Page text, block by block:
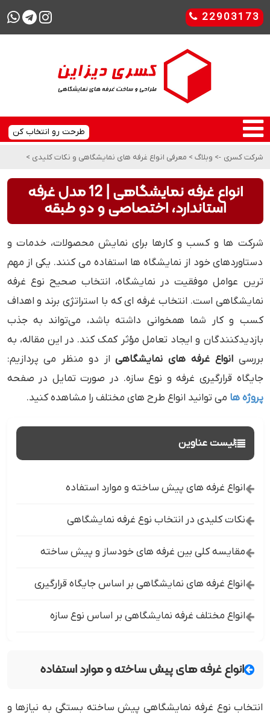
22903173
طرحت رو انتخاب کن
شرکت کسری -> وبلاگ > معرفی انواع غرفه‌ های نمایشگاهی و نکات کلیدی >
انواع غرفه نمایشگاهی | 12 مدل غرفه
استاندارد، اختصاصی و دو طبقه
شرکت ‌ها و کسب ‌و کارها برای نمایش محصولات، خدمات و
دستاوردهای خود از نمایشگاه ‌ها استفاده می ‌کنند. یکی از مهم
‌ترین عوامل موفقیت در نمایشگاه، انتخاب صحیح نوع غرفه‌
نمایشگاهی است. انتخاب غرفه ‌ای که با استراتژی برند و اهداف
کسب ‌و کار شما همخوانی داشته باشد، می‌تواند به جذب
بازدیدکنندگان و ایجاد تعامل مؤثر کمک کند. در این مقاله، به
بررسیانواع غرفه‌ های نمایشگاهیاز دو منظر می ‌پردازیم:
جایگاه قرارگیری غرفه و نوع سازه. در صورت تمایل در صفحه
پروژه ها می توانید انواع طرح های مختلف را مشاهده کنید.
لیست عناوین
انواع غرفه های پیش ساخته و موارد استفاده
نکات کلیدی در انتخاب نوع غرفه نمایشگاهی
مقایسه کلی بین غرفه‌ های خودساز و پیش ‌ساخته
انواع غرفه ‌های نمایشگاهی بر اساس جایگاه قرارگیری
انواع مختلف غرفه نمایشگاهی بر اساس نوع سازه
انواع غرفه های پیش ساخته و موارد استفاده
انتخاب نوع غرفه نمایشگاهی پیش ‌ساخته بستگی به نیازها و